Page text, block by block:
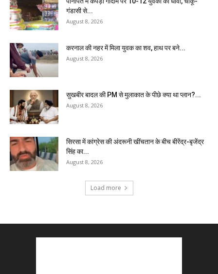
गंडासी से...
August 8, 2026
करनाल की नहर में मिला युवक का शव, हाथ पर बने...
August 8, 2026
सुखबीर बादल की PM से मुलाकात के पीछे क्या था प्लान?...
August 8, 2026
सिरसा में कांग्रेस की अंदरूनी खींचतान के बीच बीरेंद्र-बृजेंद्र
सिंह का...
August 8, 2026
Load more